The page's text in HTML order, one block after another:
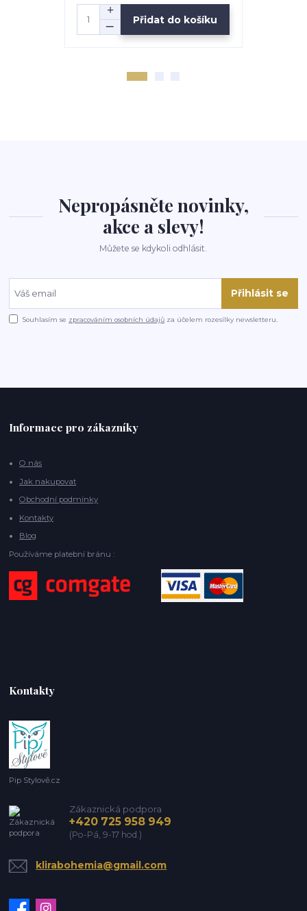
Přidat do košíku
Nepropásněte novinky,
akce a slevy!
Můžete se kdykoli odhlásit.
Přihlásit se
Souhlasím se zpracováním osobních údajů za účelem rozesílky newsletteru.
Informace pro zákazníky
O nás
Jak nakupovat
Obchodní podmínky
Kontakty
Blog
Používáme platební bránu :
Kontakty
Pip Stylově.cz
Zákaznická podpora
+420 725 958 949
(Po-Pá, 9-17 hod.)
klirabohemia@gmail.com